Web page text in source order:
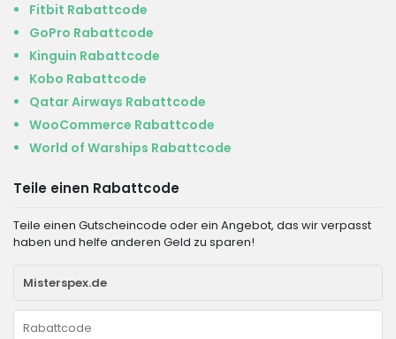
Fitbit Rabattcode
GoPro Rabattcode
Kinguin Rabattcode
Kobo Rabattcode
Qatar Airways Rabattcode
WooCommerce Rabattcode
World of Warships Rabattcode
Teile einen Rabattcode
Teile einen Gutscheincode oder ein Angebot, das wir verpasst
haben und helfe anderen Geld zu sparen!